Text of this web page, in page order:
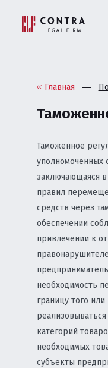
Главная
Таможенное
уполномоченных
заключающаяся в
правил
средств через
обеспечении
привлечении к
необходимость
границу того
категорий
необходимых
субъекты